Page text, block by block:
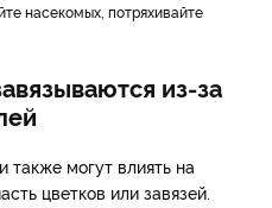
из-за
могут влиять на
цветков или завязей.